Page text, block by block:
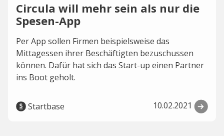
Circula will mehr sein als nur die
Spesen-App
Per App sollen Firmen beispielsweise das
Mittagessen ihrer Beschäftigten bezuschussen
können. Dafür hat sich das Start-up einen Partner
ins Boot geholt.
Startbase 10.02.2021